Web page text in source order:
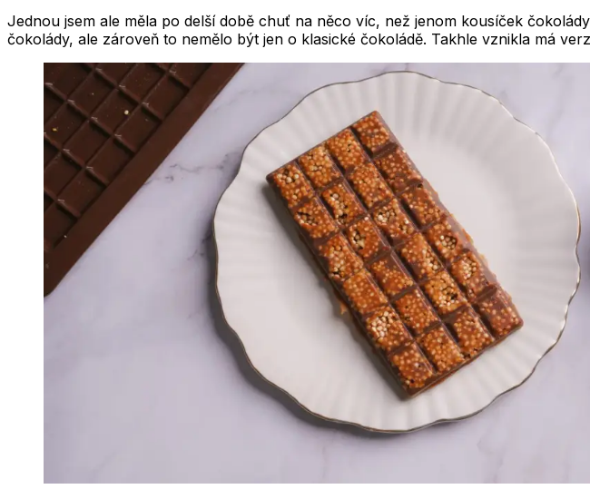
Jednou jsem ale měla po delší době chuť na něco víc, než jenom kousíček
čokolády, ale zároveň to nemělo být jen o klasické čokoládě. Takhle vznikla má